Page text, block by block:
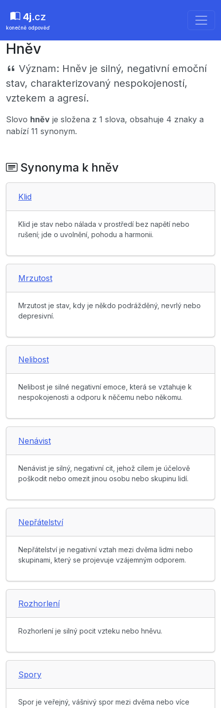
4j.cz
konečně odpověď
Hněv
Význam: Hněv je silný, negativní emoční
stav, charakterizovaný nespokojeností,
vztekem a agresí.
Slovo hněv je složena z 1 slova, obsahuje 4 znaky a
nabízí 11 synonym.
Synonyma k hněv
Klid
Klid je stav nebo nálada v prostředí bez napětí nebo
rušení; jde o uvolnění, pohodu a harmonii.
Mrzutost
Mrzutost je stav, kdy je někdo podrážděný, nevrlý nebo
depresivní.
Nelibost
Nelibost je silné negativní emoce, která se vztahuje k
nespokojenosti a odporu k něčemu nebo někomu.
Nenávist
Nenávist je silný, negativní cit, jehož cílem je účelově
poškodit nebo omezit jinou osobu nebo skupinu lidí.
Nepřátelství
Nepřátelství je negativní vztah mezi dvěma lidmi nebo
skupinami, který se projevuje vzájemným odporem.
Rozhorlení
Rozhorlení je silný pocit vzteku nebo hněvu.
Spory
Spor je veřejný, vášnivý spor mezi dvěma nebo více